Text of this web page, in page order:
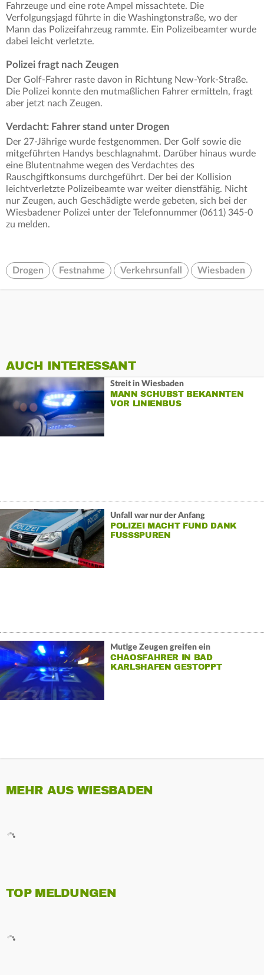
Fahrzeuge und eine rote Ampel missachtete. Die
Verfolgungsjagd führte in die Washingtonstraße, wo der
Mann das Polizeifahrzeug rammte. Ein Polizeibeamter wurde
dabei leicht verletzte.
Polizei fragt nach Zeugen
Der Golf-Fahrer raste davon in Richtung New-York-Straße.
Die Polizei konnte den mutmaßlichen Fahrer ermitteln, fragt
aber jetzt nach Zeugen.
Verdacht: Fahrer stand unter Drogen
Der 27-Jährige wurde festgenommen. Der Golf sowie die
mitgeführten Handys beschlagnahmt. Darüber hinaus wurde
eine Blutentnahme wegen des Verdachtes des
Rauschgiftkonsums durchgeführt. Der bei der Kollision
leichtverletzte Polizeibeamte war weiter dienstfähig. Nicht
nur Zeugen, auch Geschädigte werde gebeten, sich bei der
Wiesbadener Polizei unter der Telefonnummer (0611) 345-0
zu melden.
Drogen Festnahme Verkehrsunfall Wiesbaden
AUCH INTERESSANT
Streit in Wiesbaden
MANN SCHUBST BEKANNTEN
VOR LINIENBUS
Unfall war nur der Anfang
POLIZEI MACHT FUND DANK
FUSSSPUREN
Mutige Zeugen greifen ein
CHAOSFAHRER IN BAD
KARLSHAFEN GESTOPPT
MEHR AUS WIESBADEN
TOP MELDUNGEN